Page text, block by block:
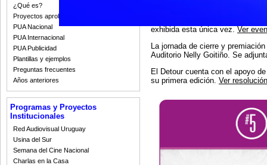
¿Qué es?
Proyectos aprobados
PUA Nacional
PUA Internacional
PUA Publicidad
Plantillas y ejemplos
Preguntas frecuentes
Años anteriores
Programas y Proyectos
Institucionales
Red Audiovisual Uruguay
Usina del Sur
Semana del Cine Nacional
Charlas en la Casa
exhibida esta única vez.Ver
La jornada de cierre y
Auditorio Nelly Goitiño. Se
El Detour cuenta con el apoyo
su primera edición. Ver resolución